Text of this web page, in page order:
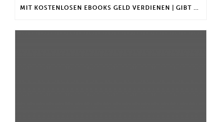
MIT KOSTENLOSEN EBOOKS GELD VERDIENEN | GIBT ES EINEN MAXIMALEN ANLAGEBETRAG?